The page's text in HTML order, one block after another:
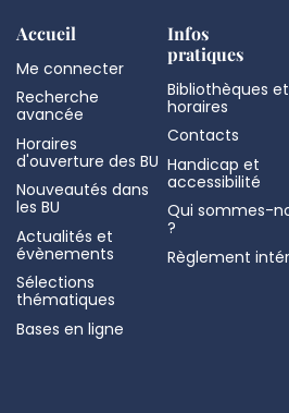
Accueil
Me connecter
Recherche
avancée
Horaires
d'ouverture des BU
Nouveautés dans
les BU
Actualités et
évènements
Sélections
thématiques
Bases en ligne
Infos
pratiques
Bibliothèques et
horaires
Contacts
Handicap et
accessibilité
Qui sommes-
?
Règlement